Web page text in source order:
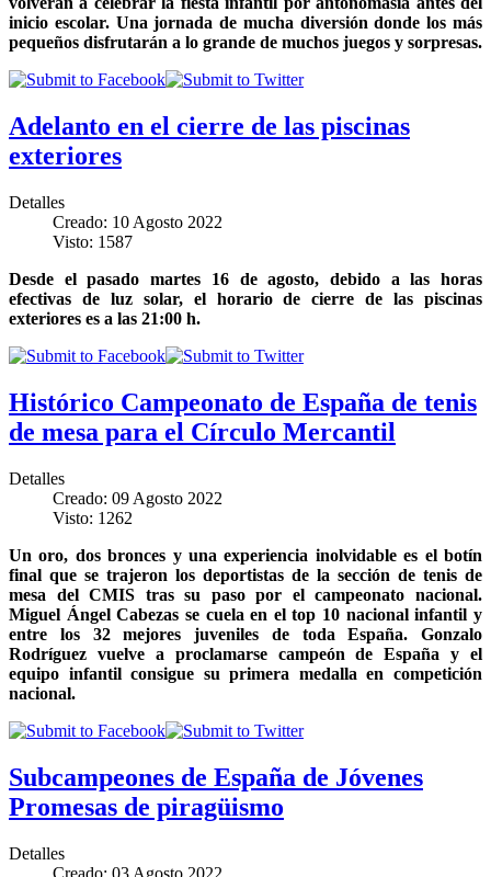
inicio escolar. Una jornada de mucha diversión donde los más
pequeños disfrutarán a lo grande de muchos juegos y sorpresas.
Adelanto en el cierre de las piscinas
exteriores
Detalles
Creado: 10 Agosto 2022
Visto: 1587
Desde el pasado martes 16 de agosto, debido a las horas
efectivas de luz solar, el horario de cierre de las piscinas
exteriores es a las 21:00 h.
Histórico Campeonato de España de tenis
de mesa para el Círculo Mercantil
Detalles
Creado: 09 Agosto 2022
Visto: 1262
Un oro, dos bronces y una experiencia inolvidable es el botín
final que se trajeron los deportistas de la sección de tenis de
mesa del CMIS tras su paso por el campeonato nacional.
Miguel Ángel Cabezas se cuela en el top 10 nacional infantil y
entre los 32 mejores juveniles de toda España. Gonzalo
Rodríguez vuelve a proclamarse campeón de España y el
equipo infantil consigue su primera medalla en competición
nacional.
Subcampeones de España de Jóvenes
Promesas de piragüismo
Detalles
Creado: 03 Agosto 2022